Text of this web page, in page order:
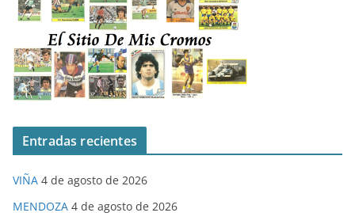
Entradas recientes
VIÑA 4 de agosto de 2026
MENDOZA 4 de agosto de 2026